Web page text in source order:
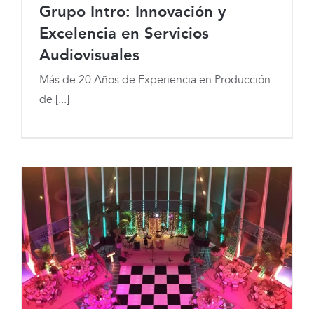
Grupo Intro: Innovación y Excelencia
en Servicios Audiovisuales
Grupo Intro: Innovación y
Excelencia en Servicios
Audiovisuales
Más de 20 Años de Experiencia en Producción
de [...]